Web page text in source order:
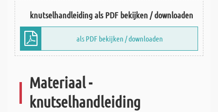
knutselhandleiding als PDF bekijken / downloaden
als PDF bekijken / downloaden
Materiaal -
knutselhandleiding